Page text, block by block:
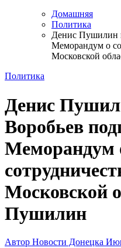
Домашняя
Политика
Денис Пушилин
Меморандум о
Московской
Политика
Денис
Воробьев
Меморандум
Московской
Пушилин
Автор Новости Донецка